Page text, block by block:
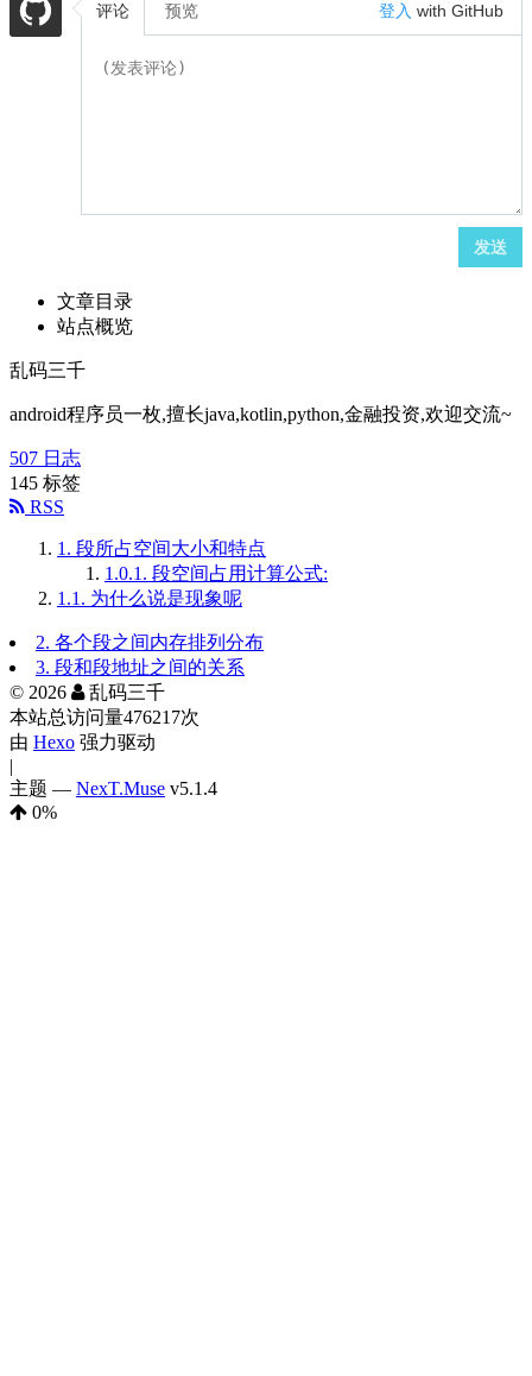
评论 预览 登入 with GitHub
发送
文章目录
站点概览
乱码三千
android程序员一枚,擅长java,kotlin,python,金融投资,欢迎交流~
507 日志
145 标签
RSS
1. 段所占空间大小和特点
1.0.1. 段空间占用计算公式:
1.1. 为什么说是现象呢
2. 各个段之间内存排列分布
3. 段和段地址之间的关系
© 2026
乱码三千
本站总访问量476217次
由 Hexo 强力驱动
|
主题 — NexT.Muse v5.1.4
0%